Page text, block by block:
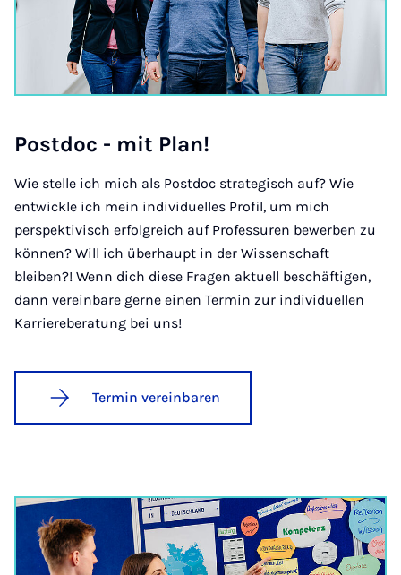
Post­doc - mit Plan!
Wie stelle ich mich als Postdoc strategisch auf? Wie
entwickle ich mein individuelles Profil, um mich
perspektivisch erfolgreich auf Professuren bewerben zu
können? Will ich überhaupt in der Wissenschaft
bleiben?! Wenn dich diese Fragen aktuell beschäftigen,
dann vereinbare gerne einen Termin zur individuellen
Karriereberatung bei uns!
Termin vereinbaren